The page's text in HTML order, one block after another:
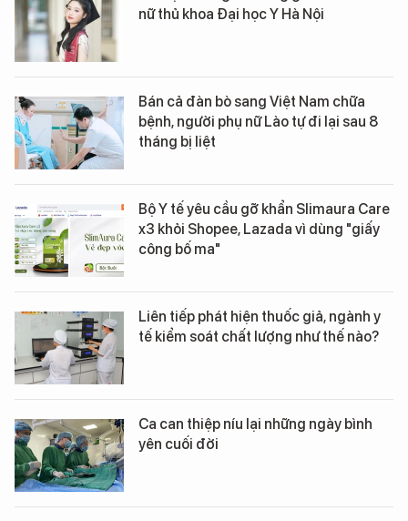
nữ thủ khoa Đại học Y Hà Nội
Bán cả đàn bò sang Việt Nam chữa
bệnh, người phụ nữ Lào tự đi lại sau 8
tháng bị liệt
Bộ Y tế yêu cầu gỡ khẩn Slimaura Care
x3 khỏi Shopee, Lazada vì dùng "giấy
công bố ma"
Liên tiếp phát hiện thuốc giả, ngành y
tế kiểm soát chất lượng như thế nào?
Ca can thiệp níu lại những ngày bình
yên cuối đời